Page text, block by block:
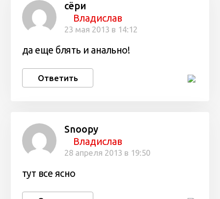
сёри
Владислав
23 мая 2013 в 14:12
да еще блять и анально!
Ответить
Snoopy
Владислав
28 апреля 2013 в 19:50
тут все ясно